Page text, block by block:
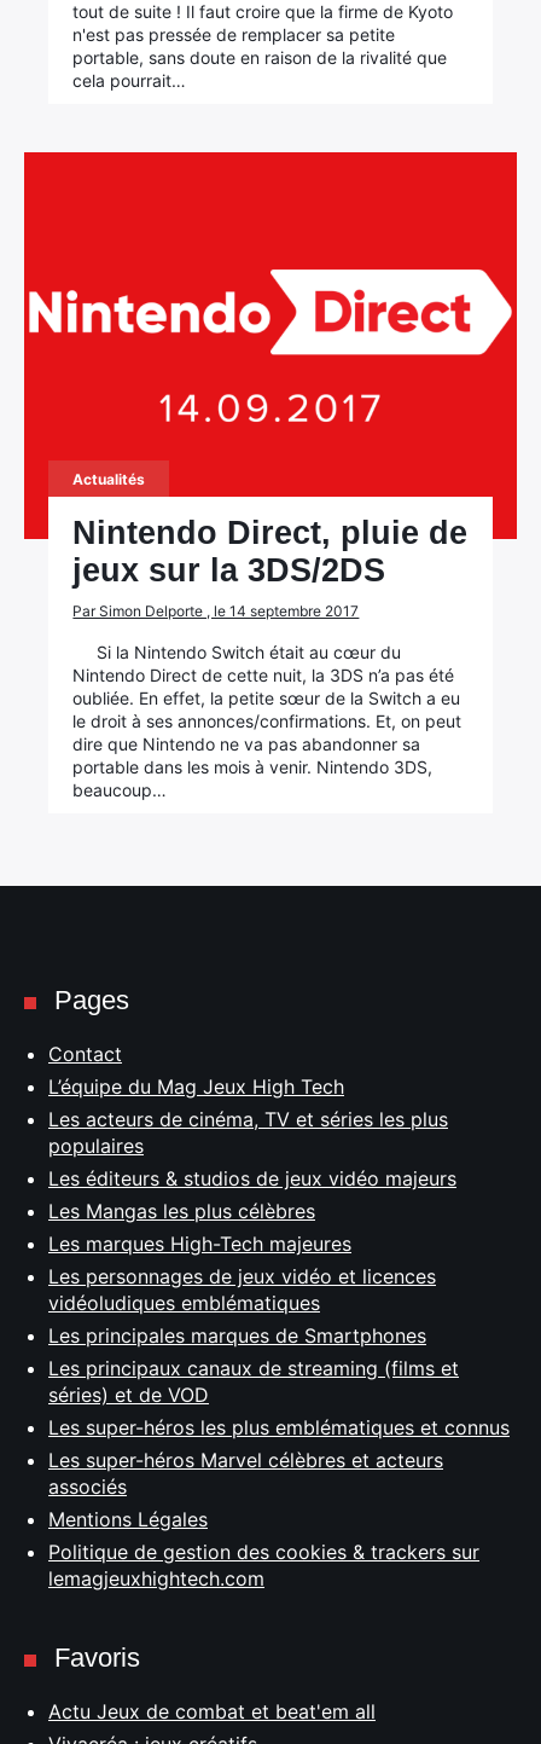
tout de suite ! Il faut croire que la firme de Kyoto
n'est pas pressée de remplacer sa petite
portable, sans doute en raison de la rivalité que
cela pourrait…
Actualités
Nintendo Direct, pluie de
jeux sur la 3DS/2DS
Par Simon Delporte , le 14 septembre 2017
Si la Nintendo Switch était au cœur du
Nintendo Direct de cette nuit, la 3DS n’a pas été
oubliée. En effet, la petite sœur de la Switch a eu
le droit à ses annonces/confirmations. Et, on peut
dire que Nintendo ne va pas abandonner sa
portable dans les mois à venir. Nintendo 3DS,
beaucoup…
Pages
Contact
L’équipe du Mag Jeux High Tech
Les acteurs de cinéma, TV et séries les plus
populaires
Les éditeurs & studios de jeux vidéo majeurs
Les Mangas les plus célèbres
Les marques High-Tech majeures
Les personnages de jeux vidéo et licences
vidéoludiques emblématiques
Les principales marques de Smartphones
Les principaux canaux de streaming (films et
séries) et de VOD
Les super-héros les plus emblématiques et connus
Les super-héros Marvel célèbres et acteurs
associés
Mentions Légales
Politique de gestion des cookies & trackers sur
lemagjeuxhightech.com
Favoris
Actu Jeux de combat et beat'em all
×